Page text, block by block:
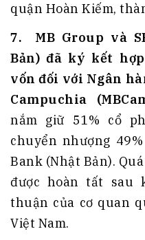
quận Hoàn Kiếm,
7. MB Group và
Bản) đã ký kết
vốn đối với Ngân
Campuchia
nắm giữ 51% cổ
chuyển nhượng
Bank (Nhật Bản).
được hoàn tất sau
thuận của cơ quan
Việt Nam.